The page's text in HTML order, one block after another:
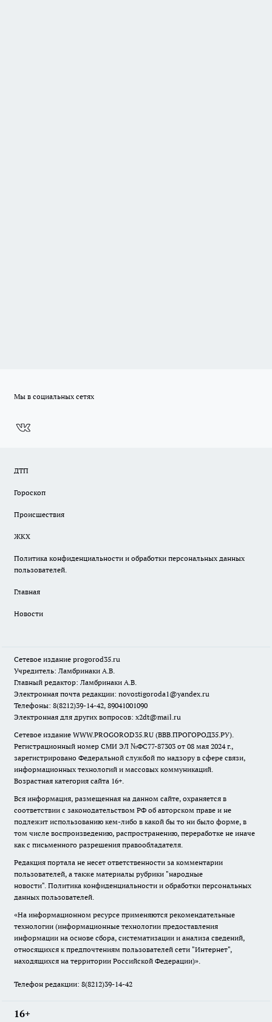
Мы в социальных сетях
ДТП
Гороскоп
Происшествия
ЖКХ
Политика конфиденциальности и обработки персональных данных
пользователей.
Главная
Новости
Сетевое издание progorod35.ru
Учредитель: Ламбринаки А.В.
Главный редактор: Ламбринаки А.В.
Электронная почта редакции: novostigoroda1@yandex.ru
Телефоны: 8(8212)39-14-42, 89041001090
Электронная для других вопросов: x2dt@mail.ru
Сетевое издание WWW.PROGOROD35.RU (ВВВ.ПРОГОРОД35.РУ).
Регистрационный номер СМИ ЭЛ №ФС77-87303 от 08 мая 2024 г.,
зарегистрировано Федеральной службой по надзору в сфере связи,
информационных технологий и массовых коммуникаций.
Возрастная категория сайта 16+.
Вся информация, размещенная на данном сайте, охраняется в
соответствии с законодательством РФ об авторском праве и не
подлежит использованию кем-либо в какой бы то ни было форме, в
том числе воспроизведению, распространению, переработке не иначе
как с письменного разрешения правообладателя.
Редакция портала не несет ответственности за комментарии
пользователей, а также материалы рубрики "народные
новости". Политика конфиденциальности и обработки персональных
данных пользователей.
«На информационном ресурсе применяются рекомендательные
технологии (информационные технологии предоставления
информации на основе сбора, систематизации и анализа сведений,
относящихся к предпочтениям пользователей сети "Интернет",
находящихся на территории Российской Федерации)».
Телефон редакции: 8(8212)39-14-42
16+